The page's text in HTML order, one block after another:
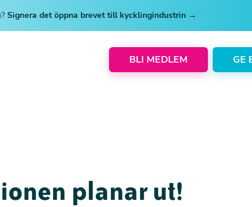
Signera det öppna brevet till kycklingindustrin →
BLI MEDLEM GE
planar ut!